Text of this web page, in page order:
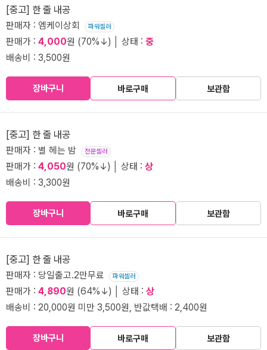
[중고] 한 줄 내공
판매자 : 엠케이상회 파워셀러
판매가 : 4,000원 (70%↓) │ 상태 : 중
배송비 : 3,500원
장바구니 바로구매 보관함
[중고] 한 줄 내공
판매자 : 별 헤는 밤 전문셀러
판매가 : 4,050원 (70%↓) │ 상태 : 상
배송비 : 3,300원
장바구니 바로구매 보관함
[중고] 한 줄 내공
판매자 : 당일출고.2만무료 파워셀러
판매가 : 4,890원 (64%↓) │ 상태 : 상
배송비 : 20,000원 미만 3,500원, 반값택배 : 2,400원
장바구니 바로구매 보관함